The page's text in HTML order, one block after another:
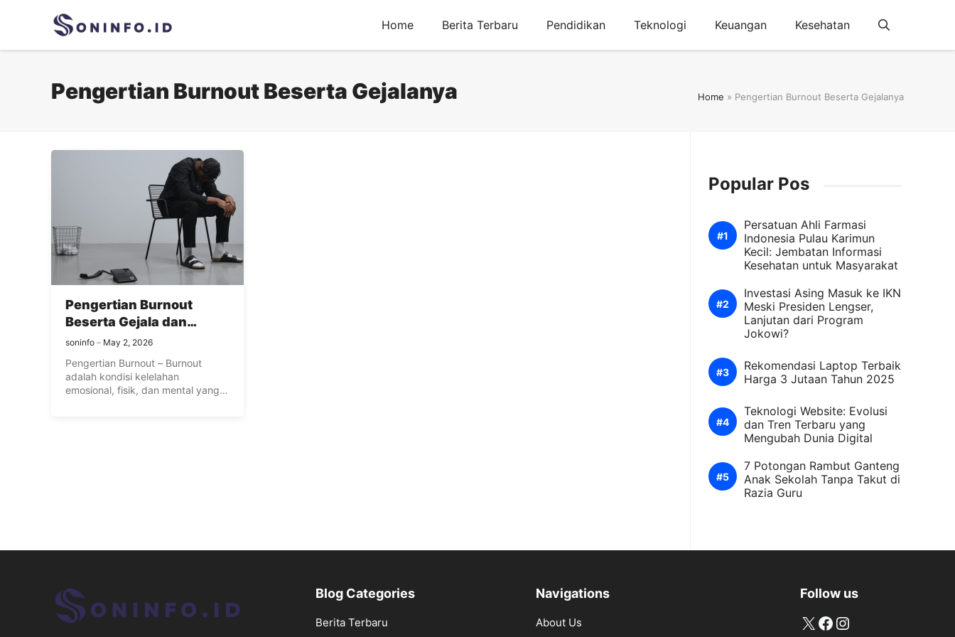
Home Berita Terbaru Pendidikan Teknologi Keuangan Kesehatan
Pengertian Burnout Beserta Gejalanya Home » Pengertian Burnout Beserta Gejalanya
Pengertian Burnout
Beserta Gejala dan
Penyebabnya
soninfo May 2, 2026
Pengertian Burnout – Burnout
adalah kondisi kelelahan
emosional, fisik, dan mental yang
Popular Pos
Persatuan Ahli Farmasi
Indonesia Pulau Karimun
Kecil: Jembatan Informasi
Kesehatan untuk Masyarakat
Investasi Asing Masuk ke IKN
Meski Presiden Lengser,
Lanjutan dari Program
Jokowi?
Rekomendasi Laptop Terbaik
Harga 3 Jutaan Tahun 2025
Teknologi Website: Evolusi
dan Tren Terbaru yang
Mengubah Dunia Digital
7 Potongan Rambut Ganteng
Anak Sekolah Tanpa Takut di
Razia Guru
Blog Categories
Berita Terbaru
Navigations
About Us
Follow us
X Facebook
Instagram